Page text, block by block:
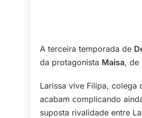
A terceira temporada de
da protagonista Maisa, de
Larissa vive Filipa, colega
acabam complicando
suposta rivalidade entre